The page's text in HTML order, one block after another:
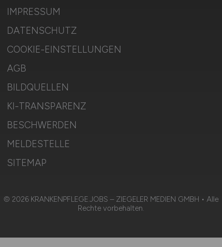
IMPRESSUM
DATENSCHUTZ
COOKIE-EINSTELLUNGEN
AGB
BILDQUELLEN
KI-TRANSPARENZ
BESCHWERDEN
MELDESTELLE
SITEMAP
© 2026 KRANKENPFLEGE.JOBS – ZIEGELER MEDIEN GMBH • Alle
Rechte vorbehalten.